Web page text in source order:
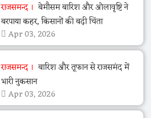
राजसमन्द
बेमौसम बारिश और ओलावृष्टि ने
बरपाया कहर, किसानों की बढ़ी चिंता
Apr 03, 2026
राजसमन्द
बारिश और तूफान से राजसमंद में
भारी नुकसान
Apr 03, 2026